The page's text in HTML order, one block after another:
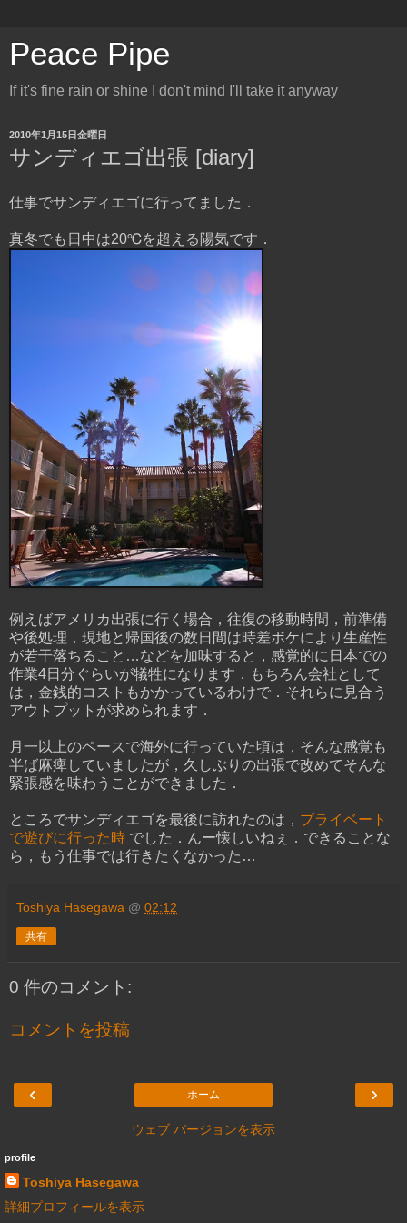
Peace Pipe
If it's fine rain or shine I don't mind I'll take it anyway
2010年1月15日金曜日
サンディエゴ出張 [diary]
仕事でサンディエゴに行ってました．
真冬でも日中は20℃を超える陽気です．
例えばアメリカ出張に行く場合，往復の移動時間，前準備
や後処理，現地と帰国後の数日間は時差ボケにより生産性
が若干落ちること…などを加味すると，感覚的に日本での
作業4日分ぐらいが犠牲になります．もちろん会社として
は，金銭的コストもかかっているわけで．それらに見合う
アウトプットが求められます．
月一以上のペースで海外に行っていた頃は，そんな感覚も
半ば麻痺していましたが，久しぶりの出張で改めてそんな
緊張感を味わうことができました．
ところでサンディエゴを最後に訪れたのは， プライベート
で遊びに行った時 でした．んー懐しいねぇ．できることな
ら，もう仕事では行きたくなかった…
Toshiya Hasegawa @ 02:12
共有
0 件のコメント:
コメントを投稿
‹ ›
ホーム
ウェブ バージョンを表示
profile
Toshiya Hasegawa
詳細プロフィールを表示